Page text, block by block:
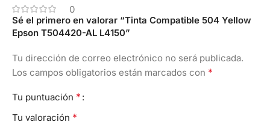
0
Sé el primero en valorar “Tinta Compatible 504 Yellow
Epson T504420-AL L4150”
Tu dirección de correo electrónico no será publicada.
Los campos obligatorios están marcados con *
Tu puntuación *
Tu valoración *